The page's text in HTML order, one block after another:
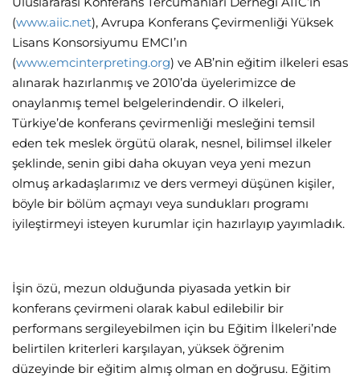
(www.aiic.net), Avrupa Konferans Çevirmenliği Yüksek
Lisans Konsorsiyumu EMCI’ın
(www.emcinterpreting.org) ve AB’nin eğitim ilkeleri esas
alınarak hazırlanmış ve 2010’da üyelerimizce de
onaylanmış temel belgelerindendir. O ilkeleri,
Türkiye’de konferans çevirmenliği mesleğini temsil
eden tek meslek örgütü olarak, nesnel, bilimsel ilkeler
şeklinde, senin gibi daha okuyan veya yeni mezun
olmuş arkadaşlarımız ve ders vermeyi düşünen kişiler,
böyle bir bölüm açmayı veya sundukları programı
iyileştirmeyi isteyen kurumlar için hazırlayıp yayımladık.
İşin özü, mezun olduğunda piyasada yetkin bir
konferans çevirmeni olarak kabul edilebilir bir
performans sergileyebilmen için bu Eğitim İlkeleri’nde
belirtilen kriterleri karşılayan, yüksek öğrenim
düzeyinde bir eğitim almış olman en doğrusu. Eğitim